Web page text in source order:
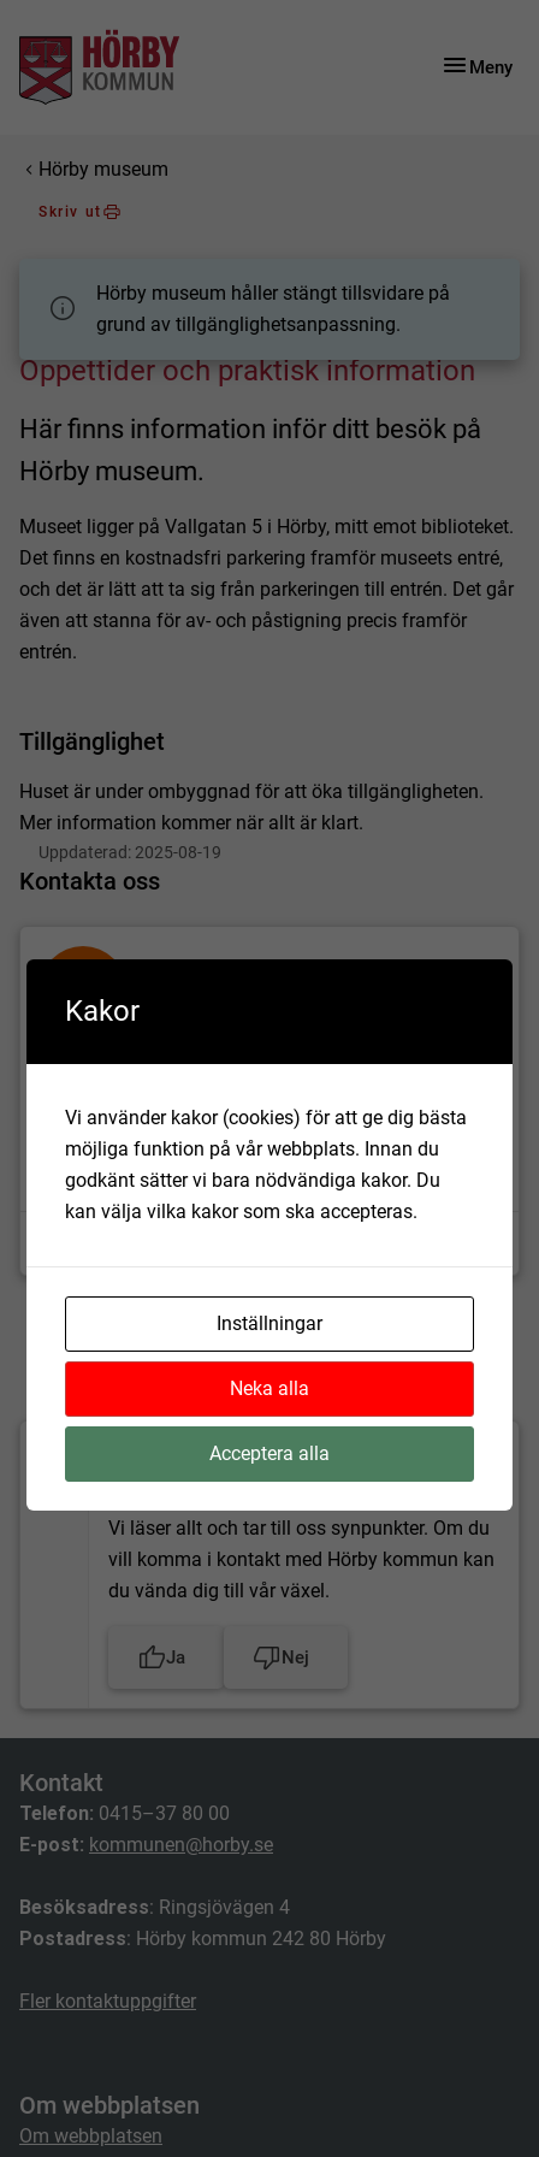
Gå till innehåll
Gå till huvudmeny
Gå till sidomeny
Meny
Du är här:
Hörby museum
Skriv ut
Hörby museum håller stängt tillsvidare på
grund av tillgänglighetsanpassning.
Öppettider och praktisk information
Här finns information inför ditt besök på
Hörby museum.
Museet ligger på Vallgatan 5 i Hörby, mitt emot biblioteket.
Det finns en kostnadsfri parkering framför museets entré,
och det är lätt att ta sig från parkeringen till entrén. Det går
även att stanna för av- och påstigning precis framför
entrén.
Tillgänglighet
Huset är under ombyggnad för att öka tillgängligheten.
Mer information kommer när allt är klart.
Uppdaterad: 2025-08-19
Kontakta oss
Öppettider
Fick du hjälp av informationen på
sidan?
Vi läser allt och tar till oss synpunkter. Om du
vill komma i kontakt med Hörby kommun kan
du vända dig till vår växel.
Ja Nej
Kontakt
Telefon: 0415–37 80 00
E-post: kommunen@horby.se
Besöksadress: Ringsjövägen 4
Postadress: Hörby kommun 242 80 Hörby
Fler kontaktuppgifter
Om webbplatsen
Om webbplatsen
Kakor
Vi använder kakor (cookies) för att ge dig bästa
möjliga funktion på vår webbplats. Innan du
godkänt sätter vi bara nödvändiga kakor. Du
kan välja vilka kakor som ska accepteras.
Inställningar
Neka alla
Acceptera alla